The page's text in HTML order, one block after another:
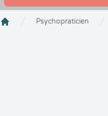
Psychopraticien